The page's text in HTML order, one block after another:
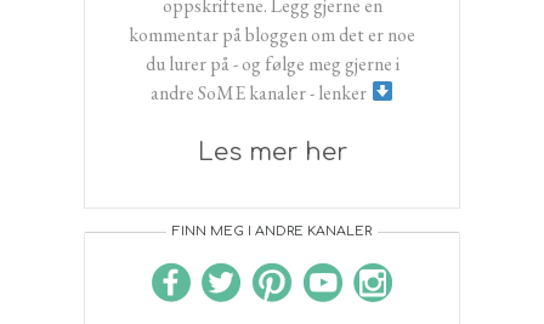
kommentar på bloggen om det er noe
du lurer på - og følge meg gjerne i
andre SoME kanaler - lenker
Les mer her
FINN MEG I ANDRE KANALER